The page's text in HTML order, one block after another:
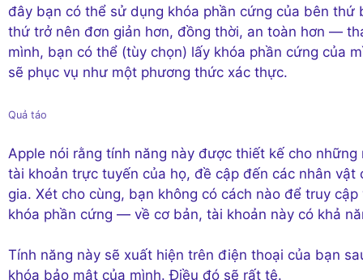
đây bạn có thể sử dụng khóa phần cứng của bên
thứ trở nên đơn giản hơn, đồng thời, an toàn hơn —
mình, bạn có thể (tùy chọn) lấy khóa phần cứng của
sẽ phục vụ như một phương thức xác thực.
Quả táo
Apple nói rằng tính năng này được thiết kế cho
tài khoản trực tuyến của họ, đề cập đến các nhân
gia. Xét cho cùng, bạn không có cách nào để truy
khóa phần cứng — về cơ bản, tài khoản này có khả
Tính năng này sẽ xuất hiện trên điện thoại của bạn
khóa bảo mật của mình. Điều đó sẽ rất tệ.